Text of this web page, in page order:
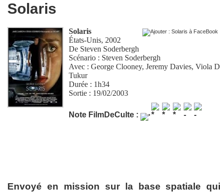
Solaris
Solaris
États-Unis, 2002
De Steven Soderbergh
Scénario : Steven Soderbergh
Avec :George Clooney,Jeremy Davies,Viola
Tukur
Durée : 1h34
Sortie : 19/02/2003
Note FilmDeCulte :
Envoyé en mission sur la base spatiale